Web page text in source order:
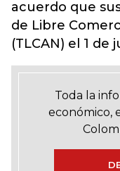
acuerdo que
de Libre
(TLCAN) el 1 de
Toda la
económico,